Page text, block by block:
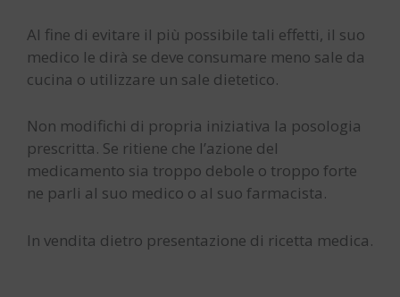
Al fine di evitare il più possibile tali effetti, il suo
medico le dirà se deve consumare meno sale da
cucina o utilizzare un sale dietetico.
Non modifichi di propria iniziativa la posologia
prescritta. Se ritiene che l’azione del
medicamento sia troppo debole o troppo forte
ne parli al suo medico o al suo farmacista.
In vendita dietro presentazione di ricetta medica.